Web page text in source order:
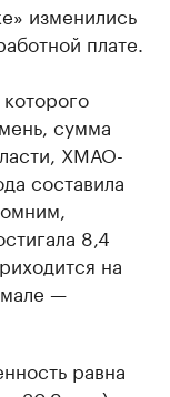
изменились
плате.
сумма
ХМАО-
составила
8,4
на
—
равна